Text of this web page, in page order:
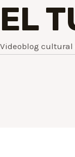
EL
Videoblog cultural